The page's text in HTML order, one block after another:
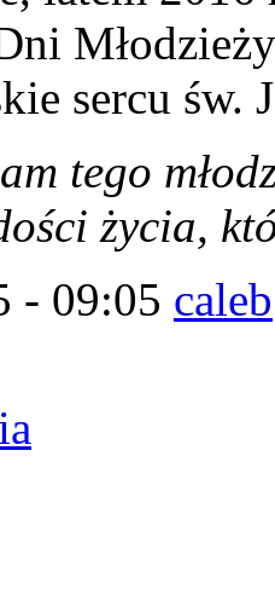
sercu św.
tego
życia,
- 09:05 caleb